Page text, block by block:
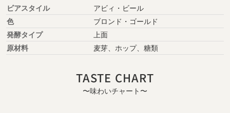
ビアスタイル
アビィ・ビール
色
ブロンド・ゴールド
発酵タイプ
上面
原材料
麦芽、ホップ、糖類
TASTE CHART
〜味わいチャート〜